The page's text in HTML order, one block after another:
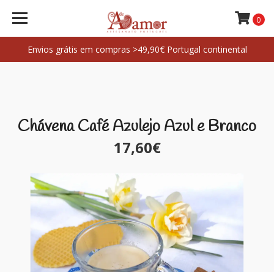
Envios grátis em compras >49,90€ Portugal continental
0
Chávena Café Azulejo Azul e Branco
17,60€